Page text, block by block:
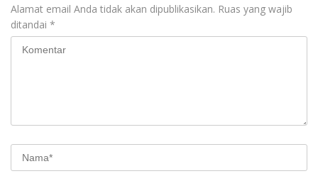
Alamat email Anda tidak akan dipublikasikan. Ruas yang wajib
ditandai *